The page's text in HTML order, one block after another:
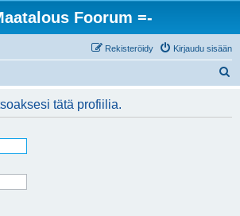
Foorum =-
Kirjaudu sisään
Rekisteröidy
tätä profiilia.